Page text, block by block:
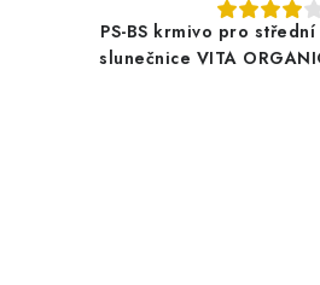
PS-BS krmivo pro
slunečnice VITA